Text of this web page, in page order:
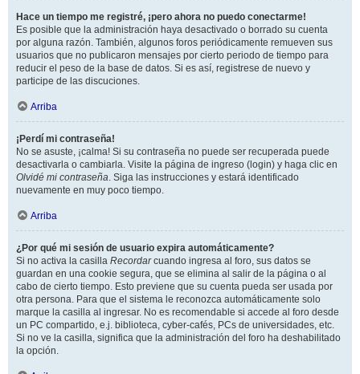
Hace un tiempo me registré, ¡pero ahora no puedo conectarme!
Es posible que la administración haya desactivado o borrado su cuenta
por alguna razón. También, algunos foros periódicamente remueven sus
usuarios que no publicaron mensajes por cierto periodo de tiempo para
reducir el peso de la base de datos. Si es así, registrese de nuevo y
participe de las discuciones.
Arriba
¡Perdí mi contraseña!
No se asuste, ¡calma! Si su contraseña no puede ser recuperada puede
desactivarla o cambiarla. Visite la página de ingreso (login) y haga clic en
Olvidé mi contraseña. Siga las instrucciones y estará identificado
nuevamente en muy poco tiempo.
Arriba
¿Por qué mi sesión de usuario expira automáticamente?
Si no activa la casilla Recordarcuando ingresa al foro, sus datos se
guardan en una cookie segura, que se elimina al salir de la página o al
cabo de cierto tiempo. Esto previene que su cuenta pueda ser usada por
otra persona. Para que el sistema le reconozca automáticamente solo
marque la casilla al ingresar. No es recomendable si accede al foro desde
un PC compartido, e.j. biblioteca, cyber-cafés, PCs de universidades, etc.
Si no ve la casilla, significa que la administración del foro ha deshabilitado
la opción.